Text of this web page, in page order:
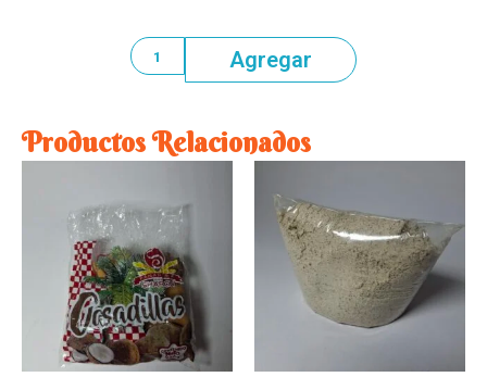
Agregar
Productos Relacionados